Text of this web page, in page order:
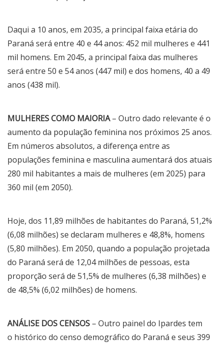
Daqui a 10 anos, em 2035, a principal faixa etária do
Paraná será entre 40 e 44 anos: 452 mil mulheres e 441
mil homens. Em 2045, a principal faixa das mulheres
será entre 50 e 54 anos (447 mil) e dos homens, 40 a 49
anos (438 mil).
MULHERES COMO MAIORIA– Outro dado relevante é o
aumento da população feminina nos próximos 25 anos.
Em números absolutos, a diferença entre as
populações feminina e masculina aumentará dos atuais
280 mil habitantes a mais de mulheres (em 2025) para
360 mil (em 2050).
Hoje, dos 11,89 milhões de habitantes do Paraná, 51,2%
(6,08 milhões) se declaram mulheres e 48,8%, homens
(5,80 milhões). Em 2050, quando a população projetada
do Paraná será de 12,04 milhões de pessoas, esta
proporção será de 51,5% de mulheres (6,38 milhões) e
de 48,5% (6,02 milhões) de homens.
ANÁLISE DOS CENSOS – Outro painel do Ipardes tem
o histórico do censo demográfico do Paraná e seus 399